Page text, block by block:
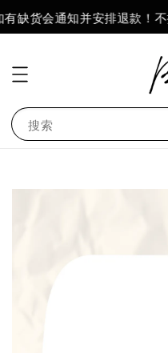
通知并安排退款！不接受
搜索